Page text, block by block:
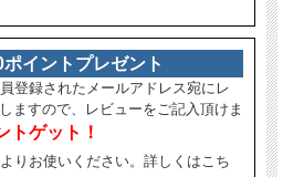
イントプレゼント
登録されたメールアドレス宛にレ
ますので、レビューをご記入頂けま
トゲット！
りお使いください。詳しくはこち